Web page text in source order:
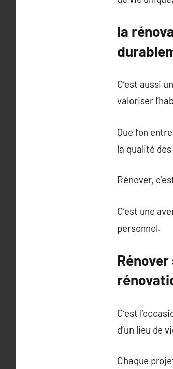
la
C’est aussi
valoriser
Que l’on
la qualité
Rénover,
C’est une
personnel.
C’est
d’un lieu de
Chaque